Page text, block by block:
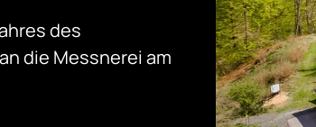
des
die Messnerei am